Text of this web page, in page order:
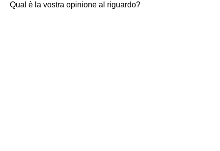
Qual è la vostra opinione al riguardo?